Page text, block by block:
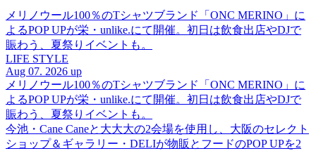
メリノウール100％のTシャツブランド「ONC MERINO」に
よるPOP UPが栄・unlike.にて開催。初日は飲食出店やDJで
賑わう、夏祭りイベントも。
LIFE STYLE
Aug 07. 2026 up
メリノウール100％のTシャツブランド「ONC MERINO」に
よるPOP UPが栄・unlike.にて開催。初日は飲食出店やDJで
賑わう、夏祭りイベントも。
今池・Cane Caneと大大大の2会場を使用し、大阪のセレクト
ショップ＆ギャラリー・DELIが物販とフードのPOP UPを2